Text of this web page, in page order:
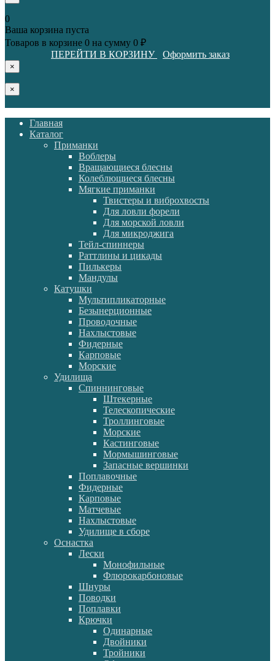
0
Ваша корзина пуста
Товаров в корзине 0 на сумму 0 ₽
ПЕРЕЙТИ В КОРЗИНУ
Оформить заказ
×
×
Главная
Каталог
Приманки
Воблеры
Вращающиеся блесны
Колеблющиеся блесны
Мягкие приманки
Твистеры и виброхвосты
Для ловли форели
Для морской ловли
Для микроджига
Тейл-спиннеры
Раттлины и цикады
Пилькеры
Мандулы
Катушки
Мультипликаторные
Безынерционные
Проводочные
Нахлыстовые
Фидерные
Карповые
Морские
Удилища
Спиннинговые
Штекерные
Телескопические
Троллинговые
Морские
Кастинговые
Мормышинговые
Запасные вершинки
Поплавочные
Фидерные
Карповые
Матчевые
Нахлыстовые
Удилище в сборе
Оснастка
Лески
Монофильные
Флюрокарбоновые
Шнуры
Поводки
Поплавки
Крючки
Одинарные
Двойники
Тройники